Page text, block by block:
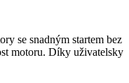
se snadným startem bez
motoru. Díky uživatelsky